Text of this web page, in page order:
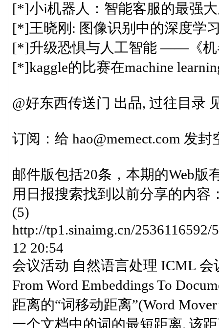
[*]小i机器人：智能客服的最强
[*]王晓刚: 图像识别中的深度学
[*]升级恐惧与人工智能 ——《机
[*]kaggle的比赛在machine
@好东西传送门 出品, 过往目录
订阅：给 hao@memect.com 发
邮件版包括20条，本期的Web版
用日报搜索找到以前分享的内容
(5)
http://tp1.sinaimg.cn/
12 20:54
会议活动 自然语言处理 ICML 会
From Word Embeddings To
距离的“词移动距离”(Word
一个文档中的词的最短距离. 该